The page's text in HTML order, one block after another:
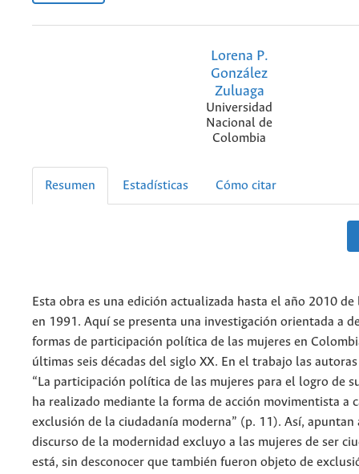
Lorena P.
González
Zuluaga
Universidad
Nacional de
Colombia
Resumen Estadísticas Cómo citar
Esta obra es una edición actualizada hasta el año 2010
en 1991. Aquí se presenta una investigación orientada a
formas de participación política de las mujeres en
últimas seis décadas del siglo XX. En el trabajo las
“La participación política de las mujeres para el logro de
ha realizado mediante la forma de acción movimentista a
exclusión de la ciudadanía moderna” (p. 11). Así, apuntan
discurso de la modernidad excluyo a las mujeres de ser
está, sin desconocer que también fueron objeto de